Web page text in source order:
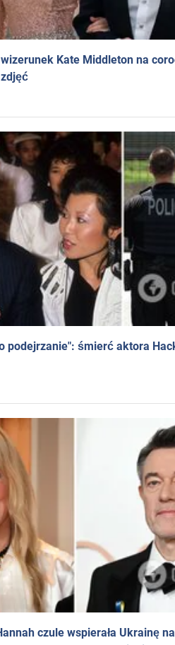
Kate Middleton na
podejrzanie": śmierć aktora
czule wspierała Ukrainę